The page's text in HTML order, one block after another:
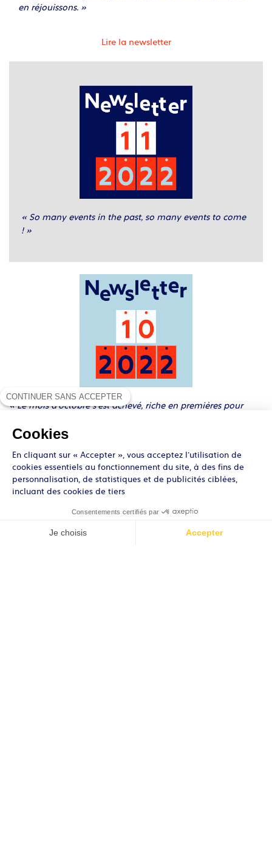
en réjouissons. »
Lire la newsletter
« So many events in the past, so many events to come
! »
« Le mois d’octobre s’est achevé, riche en premières pour
première fête pour Halloween avec ce jour-là.. »
CONTINUER SANS ACCEPTER
Cookies
En cliquant sur « Accepter », vous acceptez l’utilisation de
cookies essentiels au fonctionnement du site, à des fins de
personnalisation, de statistiques et de publicités ciblées,
incluant des cookies de tiers
Consentements certifiés par
Je choisis
Accepter